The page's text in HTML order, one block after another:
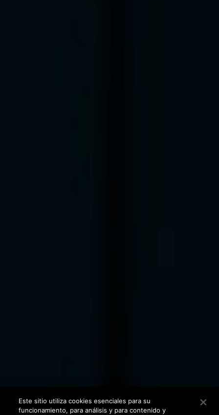
Este sitio utiliza cookies esenciales para su
funcionamiento, para análisis y para contenido y